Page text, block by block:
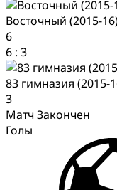
Восточный (2015-
6
6 : 3
83 гимназия (2015-
3
Матч Закончен
Голы